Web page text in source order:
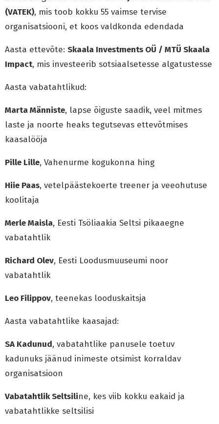
(VATEK), mis toob kokku 55 vaimse tervise
organisatsiooni, et koos valdkonda edendada
Aasta ettevõte: Skaala Investments OÜ / MTÜ Skaala
Impact, mis investeerib sotsiaalsetesse algatustesse
Aasta vabatahtlikud:
Marta Männiste, lapse õiguste saadik, veel mitmes
laste ja noorte heaks tegutsevas ettevõtmises
kaasalööja
Pille Lille, Vahenurme kogukonna hing
Hiie Paas, vetelpäästekoerte treener ja veeohutuse
koolitaja
Merle Maisla, Eesti Tsöliaakia Seltsi pikaaegne
vabatahtlik
Richard Olev, Eesti Loodusmuuseumi noor
vabatahtlik
Leo Filippov, teenekas looduskaitsja
Aasta vabatahtlike kaasajad:
SA Kadunud, vabatahtlike panusele toetuv
kadunuks jäänud inimeste otsimist korraldav
organisatsioon
Vabatahtlik Seltsiline, kes viib kokku eakaid ja
vabatahtlikke seltsilisi